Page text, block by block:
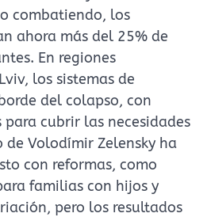
combatiendo, los
ahora más del 25% de
En regiones
los sistemas de
del colapso, con
cubrir las necesidades
de Volodímir Zelensky ha
con reformas, como
familias con hijos y
pero los resultados